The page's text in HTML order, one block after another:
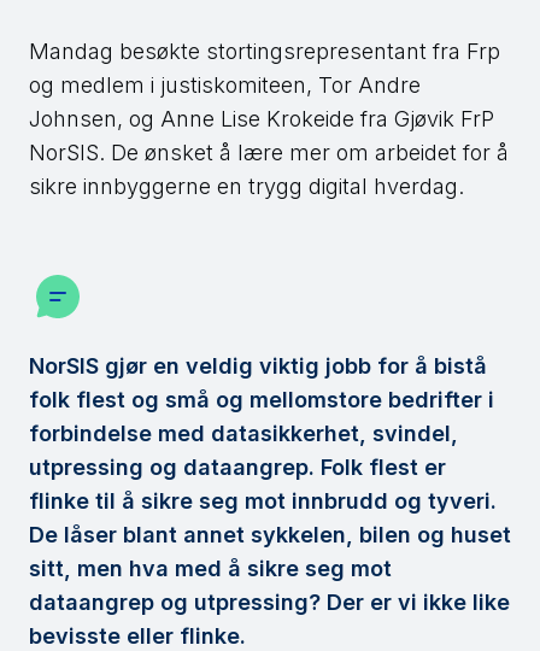
Mandag besøkte stortingsrepresentant fra Frp
og medlem i justiskomiteen, Tor Andre
Johnsen, og Anne Lise Krokeide fra Gjøvik FrP
NorSIS. De ønsket å lære mer om arbeidet for å
sikre innbyggerne en trygg digital hverdag.
NorSIS gjør en veldig viktig jobb for å bistå
folk flest og små og mellomstore bedrifter i
forbindelse med datasikkerhet, svindel,
utpressing og dataangrep. Folk flest er
flinke til å sikre seg mot innbrudd og tyveri.
De låser blant annet sykkelen, bilen og huset
sitt, men hva med å sikre seg mot
dataangrep og utpressing? Der er vi ikke like
bevisste eller flinke.